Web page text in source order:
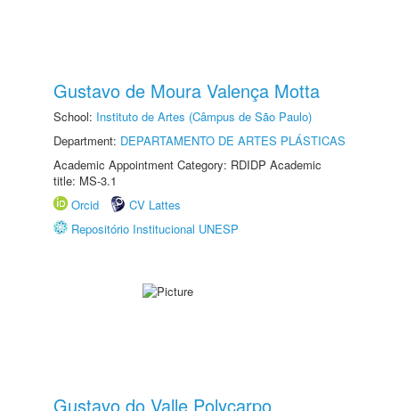
Gustavo de Moura Valença Motta
School: Instituto de Artes (Câmpus de São Paulo)
Department: DEPARTAMENTO DE ARTES PLÁSTICAS
Academic Appointment Category: RDIDP Academic
title: MS-3.1
Orcid
CV Lattes
Repositório Institucional UNESP
Gustavo do Valle Polycarpo